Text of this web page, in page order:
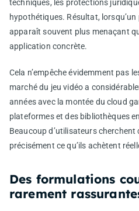
techniques, les protections
hypothétiques. Résultat, lorsqu’un
apparaît souvent plus menaçant
application concrète.
Cela n’empêche évidemment pas
marché du jeu vidéo a
années avec la montée du cloud
plateformes et des bibliothèques
Beaucoup d’utilisateurs
précisément ce qu’ils achètent
Des formulations
rarement